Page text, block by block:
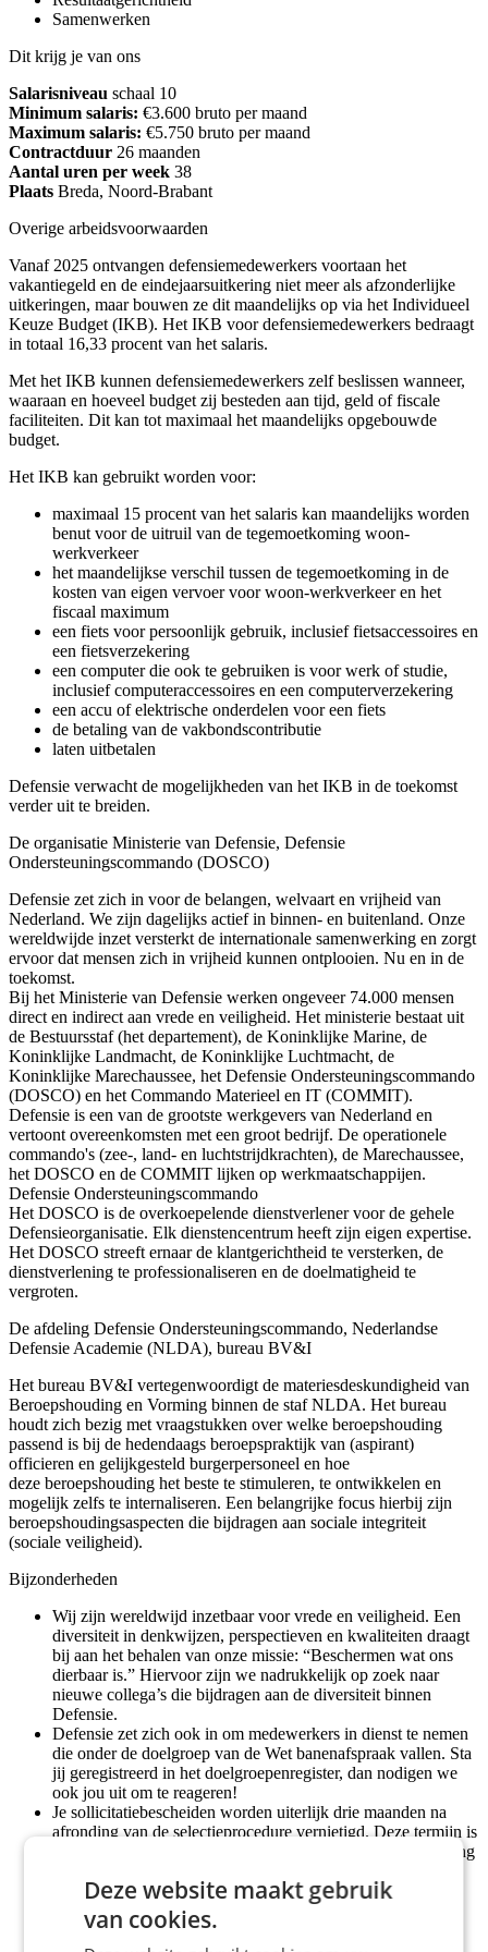
Samenwerken
Dit krijg je van ons
Salarisniveau schaal 10
Minimum salaris: €3.600 bruto per maand
Maximum salaris: €5.750 bruto per maand
Contractduur 26 maanden
Aantal uren per week 38
Plaats Breda, Noord-Brabant
Overige arbeidsvoorwaarden
Vanaf 2025 ontvangen defensiemedewerkers voortaan het
vakantiegeld en de eindejaarsuitkering niet meer als afzonderlijke
uitkeringen, maar bouwen ze dit maandelijks op via het Individueel
Keuze Budget (IKB). Het IKB voor defensiemedewerkers bedraagt
in totaal 16,33 procent van het salaris.
Met het IKB kunnen defensiemedewerkers zelf beslissen wanneer,
waaraan en hoeveel budget zij besteden aan tijd, geld of fiscale
faciliteiten. Dit kan tot maximaal het maandelijks opgebouwde
budget.
Het IKB kan gebruikt worden voor:
maximaal 15 procent van het salaris kan maandelijks worden
benut voor de uitruil van de tegemoetkoming woon-
werkverkeer
het maandelijkse verschil tussen de tegemoetkoming in de
kosten van eigen vervoer voor woon-werkverkeer en het
fiscaal maximum
een fiets voor persoonlijk gebruik, inclusief fietsaccessoires en
een fietsverzekering
een computer die ook te gebruiken is voor werk of studie,
inclusief computeraccessoires en een computerverzekering
een accu of elektrische onderdelen voor een fiets
de betaling van de vakbondscontributie
laten uitbetalen
Defensie verwacht de mogelijkheden van het IKB in de toekomst
verder uit te breiden.
De organisatie Ministerie van Defensie, Defensie
Ondersteuningscommando (DOSCO)
Defensie zet zich in voor de belangen, welvaart en vrijheid van
Nederland. We zijn dagelijks actief in binnen- en buitenland. Onze
wereldwijde inzet versterkt de internationale samenwerking en zorgt
ervoor dat mensen zich in vrijheid kunnen ontplooien. Nu en in de
toekomst.
Bij het Ministerie van Defensie werken ongeveer 74.000 mensen
direct en indirect aan vrede en veiligheid. Het ministerie bestaat uit
de Bestuursstaf (het departement), de Koninklijke Marine, de
Koninklijke Landmacht, de Koninklijke Luchtmacht, de
Koninklijke Marechaussee, het Defensie Ondersteuningscommando
(DOSCO) en het Commando Materieel en IT (COMMIT).
Defensie is een van de grootste werkgevers van Nederland en
vertoont overeenkomsten met een groot bedrijf. De operationele
commando's (zee-, land- en luchtstrijdkrachten), de Marechaussee,
het DOSCO en de COMMIT lijken op werkmaatschappijen.
Defensie Ondersteuningscommando
Het DOSCO is de overkoepelende dienstverlener voor de gehele
Defensieorganisatie. Elk dienstencentrum heeft zijn eigen expertise.
Het DOSCO streeft ernaar de klantgerichtheid te versterken, de
dienstverlening te professionaliseren en de doelmatigheid te
vergroten.
De afdeling Defensie Ondersteuningscommando, Nederlandse
Defensie Academie (NLDA), bureau BV&I
Het bureau BV&I vertegenwoordigt de materiesdeskundigheid van
Beroepshouding en Vorming binnen de staf NLDA. Het bureau
houdt zich bezig met vraagstukken over welke beroepshouding
passend is bij de hedendaags beroepspraktijk van (aspirant)
officieren en gelijkgesteld burgerpersoneel en hoe
deze beroepshouding het beste te stimuleren, te ontwikkelen en
mogelijk zelfs te internaliseren. Een belangrijke focus hierbij zijn
beroepshoudingsaspecten die bijdragen aan sociale integriteit
(sociale veiligheid).
Bijzonderheden
Wij zijn wereldwijd inzetbaar voor vrede en veiligheid. Een
diversiteit in denkwijzen, perspectieven en kwaliteiten draagt
bij aan het behalen van onze missie: “Beschermen wat ons
dierbaar is.” Hiervoor zijn we nadrukkelijk op zoek naar
nieuwe collega’s die bijdragen aan de diversiteit binnen
Defensie.
Defensie zet zich ook in om medewerkers in dienst te nemen
die onder de doelgroep van de Wet banenafspraak vallen. Sta
jij geregistreerd in het doelgroepenregister, dan nodigen we
ook jou uit om te reageren!
Je sollicitatiebescheiden worden uiterlijk drie maanden na
afronding van de selectieprocedure vernietigd. Deze termijn is
langer dan de standaard-termijn die de Algemene verordening
nodig voor het geval er door een interne kandidaat een
bezwaar- en/of beroepsprocedure wordt gestart.
Conform de interne procedures worden als eerste
Deze website maakt gebruik
van cookies.